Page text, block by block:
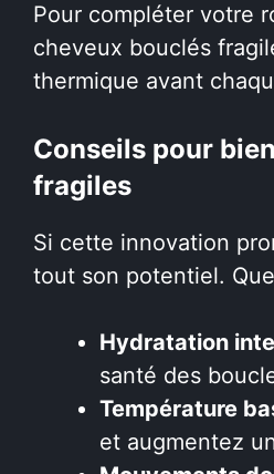
Pour compléter votre
cheveux bouclés
thermique avant
Conseils pour
fragiles
Si cette innovation
tout son potentiel.
Hydratation
santé des
Température
et augmentez